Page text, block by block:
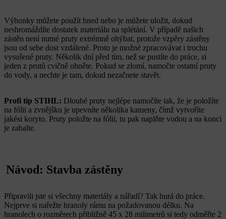
Výhonky můžete použít hned nebo je můžete uložit, dokud
neshromáždíte dostatek materiálu na splétání. V případě našich
zástěn není nutné pruty extrémně ohýbat, protože vzpěry zástěny
jsou od sebe dost vzdálené. Proto je možné zpracovávat i trochu
vysušené pruty. Několik dní před tím, než se pustíte do práce, si
jeden z prutů cvičně ohněte. Pokud se zlomí, namočte ostatní pruty
do vody, a nechte je tam, dokud nezačnete stavět.
Profi tip STIHL: Dlouhé pruty nejlépe namočíte tak, že je položíte
na fólii a zvnějšku je upevníte několika kameny, čímž vytvoříte
jakési koryto. Pruty položte na fólii, tu pak naplňte vodou a na konci
je zabalte.
Návod: Stavba zástěny
Připravili jste si všechny materiály a nářadí? Tak hurá do práce.
Nejprve si nařežte hranoly rámu na požadovanou délku. Na
hranolech o rozměrech přibližně 45 x 28 milimetrů si tedy odměřte 2